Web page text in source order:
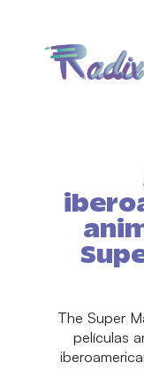
The Super
películas